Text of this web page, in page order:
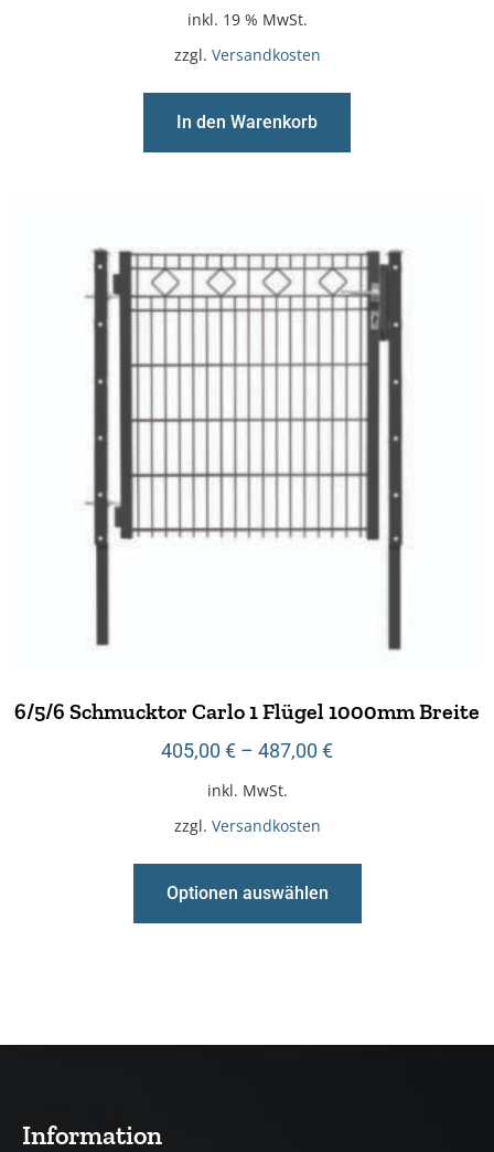
inkl. 19 % MwSt.
zzgl. Versandkosten
In den Warenkorb
6/5/6 Schmucktor Carlo 1 Flügel 1000mm Breite
405,00 € – 487,00 €
inkl. MwSt.
zzgl. Versandkosten
Optionen auswählen
Information